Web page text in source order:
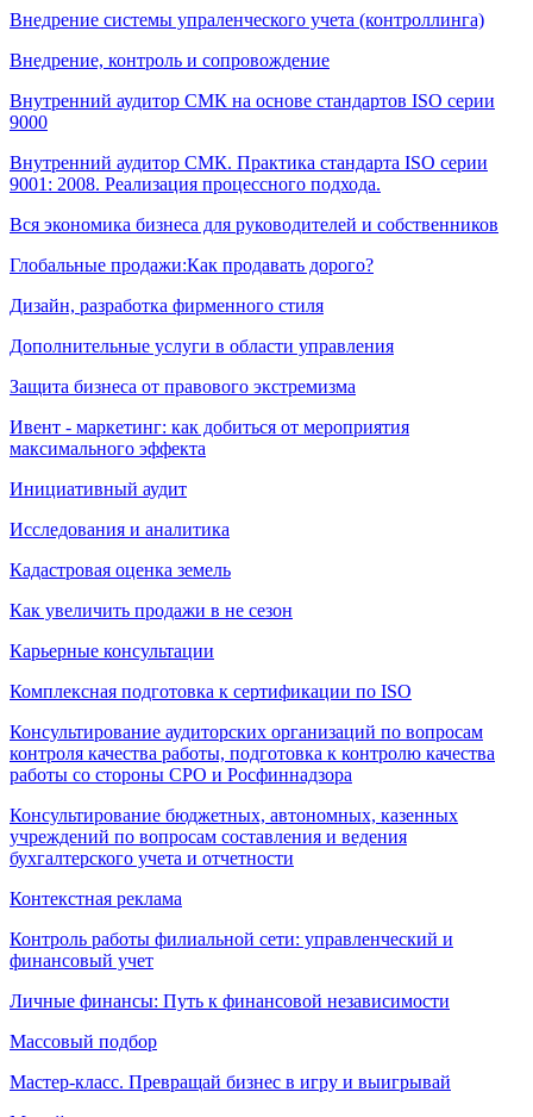
Внедрение системы упраленческого учета (контроллинга)
Внедрение, контроль и сопровождение
Внутренний аудитор СМК на основе стандартов ISO серии
9000
Внутренний аудитор СМК. Практика стандарта ISO серии
9001: 2008. Реализация процессного подхода.
Вся экономика бизнеса для руководителей и собственников
Глобальные продажи:Как продавать дорого?
Дизайн, разработка фирменного стиля
Дополнительные услуги в области управления
Защита бизнеса от правового экстремизма
Ивент - маркетинг: как добиться от мероприятия
максимального эффекта
Инициативный аудит
Исследования и аналитика
Кадастровая оценка земель
Как увеличить продажи в не сезон
Карьерные консультации
Комплексная подготовка к сертификации по ISO
Консультирование аудиторских организаций по вопросам
контроля качества работы, подготовка к контролю качества
работы со стороны СРО и Росфиннадзора
Консультирование бюджетных, автономных, казенных
учреждений по вопросам составления и ведения
бухгалтерского учета и отчетности
Контекстная реклама
Контроль работы филиальной сети: управленческий и
финансовый учет
Личные финансы: Путь к финансовой независимости
Массовый подбор
Мастер-класс. Превращай бизнес в игру и выигрывай